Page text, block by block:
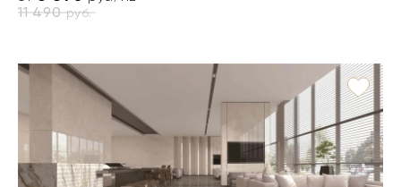
11 490руб.